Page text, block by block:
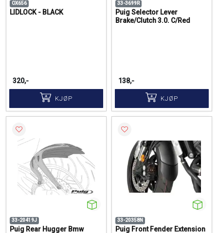
OX656
LIDLOCK - BLACK
320,-
KJØP
33-3699R
Puig Selector Lever
Brake/Clutch 3.0. C/Red
138,-
KJØP
33-20419J
Puig Rear Hugger Bmw
33-20358N
Puig Front Fender Extension